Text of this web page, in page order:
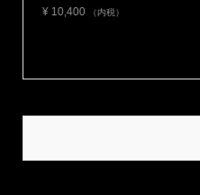
¥10,400 （内税）